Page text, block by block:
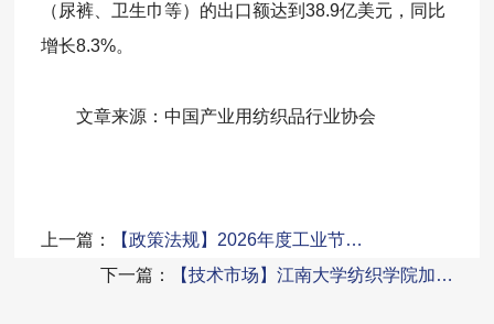
（尿裤、卫生巾等）的出口额达到38.9亿美元，同比
增长8.3%。
文章来源：中国产业用纺织品行业协会
上一篇：
【政策法规】2026年度工业节…
下一篇：
【技术市场】江南大学纺织学院加…